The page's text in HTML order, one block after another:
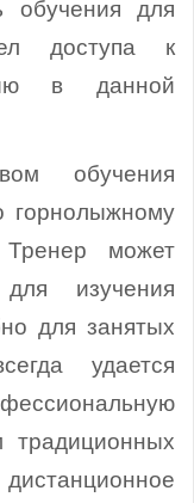
обучения для
доступа к
в данной
обучения
горнолыжному
Тренер может
изучения
для занятых
удается
традиционных